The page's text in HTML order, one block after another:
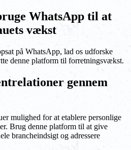
WhatsApp til at
vækst
på WhatsApp, lad os udforske
denne platform til forretningsvækst.
gennem
mulighed for at etablere personlige
Brug denne platform til at give
brancheindsigt og adressere